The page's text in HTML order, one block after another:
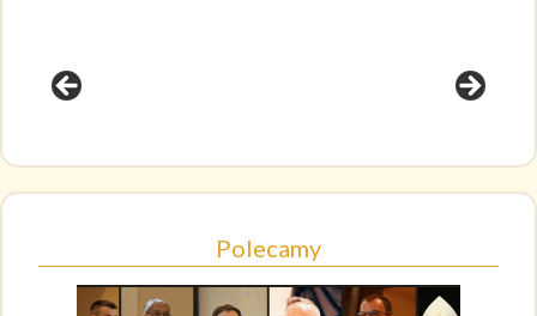
Polecamy